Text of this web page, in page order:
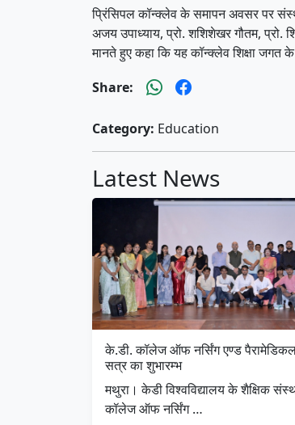
प्रिंसिपल कॉन्क्लेव के समापन अवसर पर
अजय उपाध्याय, प्रो. शशिशेखर गौतम, प्रो.
मानते हुए कहा कि यह कॉन्क्लेव शिक्षा जगत
Share:
Category: Education
Latest News
के.डी. कॉलेज ऑफ नर्सिंग एण्ड
सत्र का शुभारम्भ
मथुरा। केडी विश्वविद्यालय के शैक्षिक
कॉलेज ऑफ नर्सिंग …